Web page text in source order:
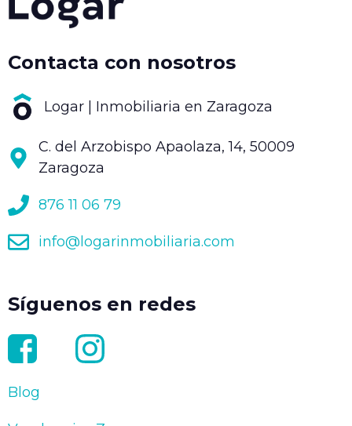
Contacta con nosotros
Logar | Inmobiliaria en Zaragoza
C. del Arzobispo Apaolaza, 14, 50009
Zaragoza
876 11 06 79
info@logarinmobiliaria.com
Síguenos en redes
Blog